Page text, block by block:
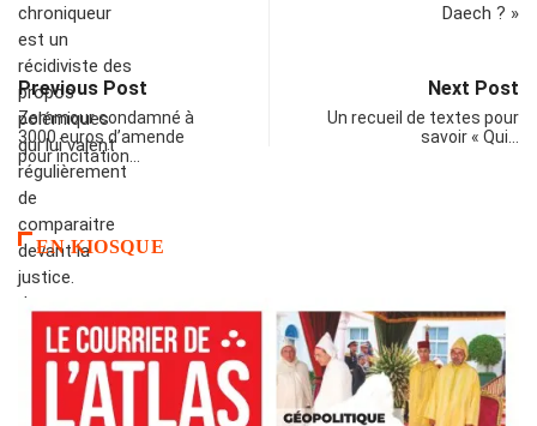
Previous Post
Zemmour condamné à
3000 euros d’amende
pour incitation…
Next Post
Un recueil de textes pour
savoir « Qui…
EN KIOSQUE